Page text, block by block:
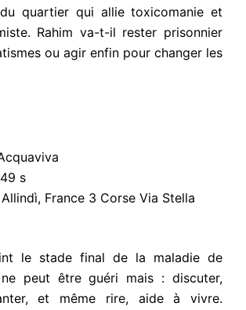
quartier qui allie toxicomanie et
Rahim va-t-il rester prisonnier
ou agir enfin pour changer les
s
France 3 Corse Via Stella
le stade final de la maladie de
peut être guéri mais : discuter,
et même rire, aide à vivre.